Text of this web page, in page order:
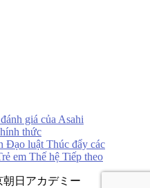
giá của Asahi
thức
Đạo luật Thúc đẩy các
em Thế hệ Tiếp theo
日アカデミー